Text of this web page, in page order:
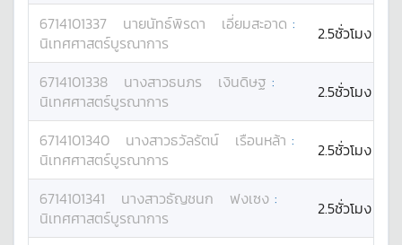
6714101337 นายนัทธ์พิรดา เอี่ยมสะอาด :
นิเทศศาสตร์บูรณาการ
2.5ชั่วโมง
6714101338 นางสาวธนภร เงินดิษฐ :
นิเทศศาสตร์บูรณาการ
2.5ชั่วโมง
6714101340 นางสาวธวัลรัตน์ เรือนหล้า :
นิเทศศาสตร์บูรณาการ
2.5ชั่วโมง
6714101341 นางสาวธัญชนก ฟงเซง :
นิเทศศาสตร์บูรณาการ
2.5ชั่วโมง